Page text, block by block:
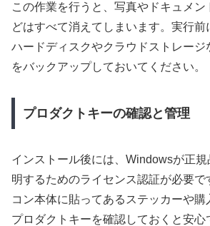
この作業を行うと、写真やドキュメ
どはすべて消えてしまいます。実行
ハードディスクやクラウドストレージ
をバックアップしておいてください。
プロダクトキーの確認と管理
インストール後には、Windowsが正
明するためのライセンス認証が必要で
コン本体に貼ってあるステッカーや
プロダクトキーを確認しておくと安心